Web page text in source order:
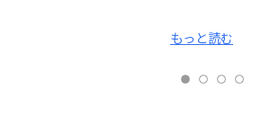
もっと読む